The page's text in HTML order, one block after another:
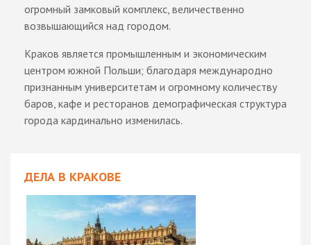
огромный замковый комплекс, величественно
возвышающийся над городом.
Краков является промышленным и экономическим
центром южной Польши; благодаря международно
признанным университетам и огромному количеству
баров, кафе и ресторанов демографическая структура
города кардинально изменилась.
ДЕЛА В КРАКОВЕ